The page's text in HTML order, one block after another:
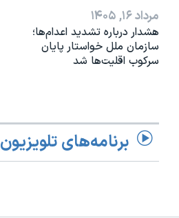
مرداد ۱۶, ۱۴۰۵
هشدار درباره تشدید اعدام‌ها؛
سازمان ملل خواستار پایان
سرکوب اقلیت‌ها شد
برنامه‌های تلویزیون